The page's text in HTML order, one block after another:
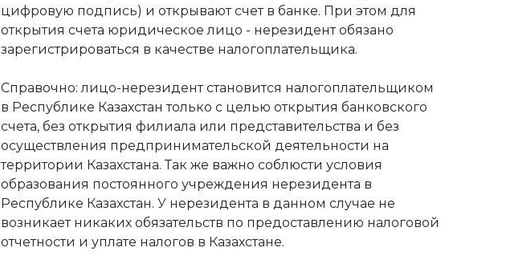
цифровую подпись) и открывают счет в банке. При этом для
открытия счета юридическое лицо - нерезидент обязано
зарегистрироваться в качестве налогоплательщика.
Справочно: лицо-нерезидент становится налогоплательщиком
в Республике Казахстан только с целью открытия банковского
счета, без открытия филиала или представительства и без
осуществления предпринимательской деятельности на
территории Казахстана. Так же важно соблюсти условия
образования постоянного учреждения нерезидента в
Республике Казахстан. У нерезидента в данном случае не
возникает никаких обязательств по предоставлению налоговой
отчетности и уплате налогов в Казахстане.